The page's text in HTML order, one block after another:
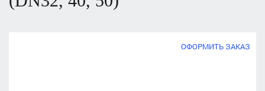
ОФОРМИТЬ ЗАКАЗ